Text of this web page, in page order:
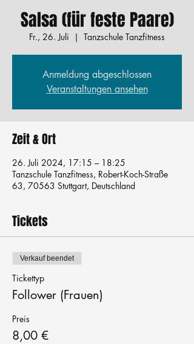
Salsa (für feste Paare)
Fr., 26. Juli
  |
Tanzschule Tanzfitness
Anmeldung abgeschlossen
Veranstaltungen ansehen
Zeit & Ort
26. Juli 2024, 17:15 – 18:25
Tanzschule Tanzfitness, Robert-Koch-Straße
63, 70563 Stuttgart, Deutschland
Tickets
Verkauf beendet
Tickettyp
Follower (Frauen)
Preis
8,00 €